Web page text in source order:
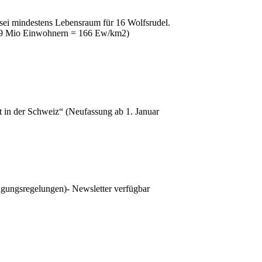
mindestens Lebensraum für 16 Wolfsrudel.
Mio Einwohnern = 166 Ew/km2)
der Schweiz“ (Neufassung ab 1. Januar
Newsletter verfügbar